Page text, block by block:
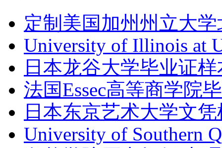
定制美国加州州立大
University of Illinois at
日本龙谷大学毕业证
法国Essec高等商学院
日本东京艺术大学文
University of Southern